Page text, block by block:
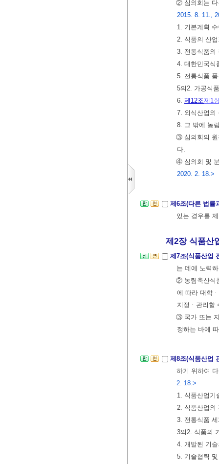
② 심의회는 다
2015. 8. 11.,
1. 기본계획
2. 식품의 산
3. 전통식품의
4. 대한민국식
5. 전통식품
5의2. 가공식
6. 제12조제1
7. 외식산업의
8. 그 밖에 농
③ 심의회의 원
다.
④ 심의회 및
2020. 2. 18.>
제6조(다른 법률
있는 경우를
제2장 식품산업
제7조(식품산업
는 데에 노력
② 농림축산식
에 따라 대학
지정ㆍ관리할
③ 국가 또는
정하는 바에
제8조(식품산업
하기 위하여
2. 18.>
1. 식품산업기
2. 식품산업의
3. 전통식품
3의2. 식품의
4. 개발된 기
5. 기술협력